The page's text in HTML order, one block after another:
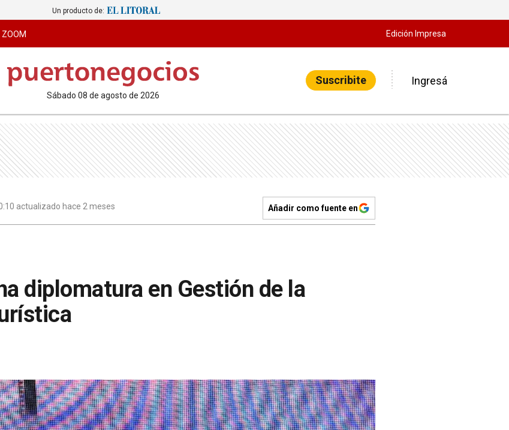
Un producto de:
ZOOM Edición Impresa
sábado 08 de agosto de 2026
Suscribite Ingresá
actualizado hace 2 meses Añadir como fuente en
diplomatura en Gestión de la